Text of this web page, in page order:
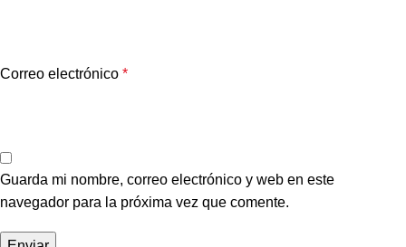
Correo electrónico *
Guarda mi nombre, correo electrónico y web en este
navegador para la próxima vez que comente.